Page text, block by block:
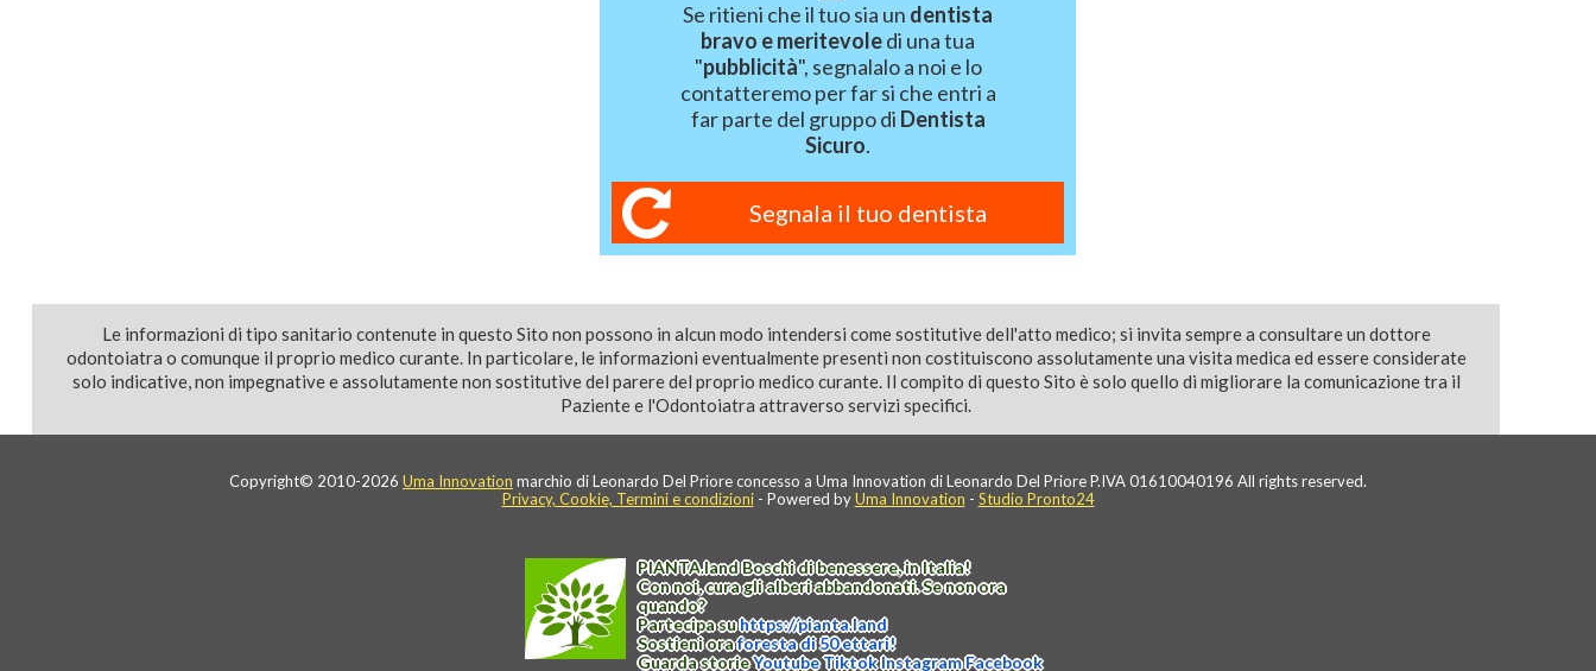
Se ritieni che il tuo sia un dentista
bravo e meritevoledi una tua
"pubblicità", segnalalo a noi e lo
contatteremo per far si che entri a
far parte del gruppo di Dentista
Sicuro.
Segnala il tuo dentista
Le informazioni di tipo sanitario contenute in questo Sito non possono in alcun modo intendersi come sostitutive dell'atto medico; si invita sempre a consultare un dottore
odontoiatra o comunque il proprio medico curante. In particolare, le informazioni eventualmente presenti non costituiscono assolutamente una visita medica ed essere considerate
solo indicative, non impegnative e assolutamente non sostitutive del parere del proprio medico curante. Il compito di questo Sito è solo quello di migliorare la comunicazione tra il
Paziente e l'Odontoiatra attraverso servizi specifici.
Copyright© 2010-2026 Uma Innovation marchio di Leonardo Del Priore concesso a Uma Innovation di Leonardo Del Priore P.IVA 01610040196 All rights reserved.
Privacy, Cookie, Termini e condizioni- Powered byUma Innovation - Studio Pronto24
PIANTA.landBoschi di benessere, in Italia!
Con noi, cura gli alberi abbandonati. Se non ora
quando?
Partecipa suhttps://pianta.land
Sostieni oraforesta di 50 ettari!
Guarda storieYoutubeTiktokInstagramFacebook